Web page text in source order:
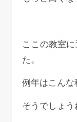
ここの教室
た。
例年はこんな
そうでしょう